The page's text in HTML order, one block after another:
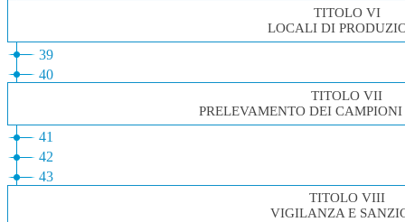
TITOLO VI
LOCALI DI
39
40
TITOLO VII
PRELEVAMENTO DEI
41
42
43
TITOLO VIII
VIGILANZA E